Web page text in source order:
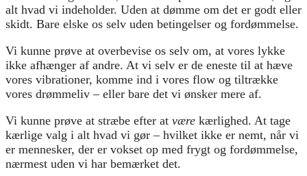
alt hvad vi indeholder. Uden at dømme om det er godt eller
skidt. Bare elske os selv uden betingelser og fordømmelse.
Vi kunne prøve at overbevise os selv om, at vores lykke
ikke afhænger af andre. At vi selv er de eneste til at hæve
vores vibrationer, komme ind i vores flow og tiltrække
vores drømmeliv – eller bare det vi ønsker mere af.
Vi kunne prøve at stræbe efter at være kærlighed. At tage
kærlige valg i alt hvad vi gør – hvilket ikke er nemt, når vi
er mennesker, der er vokset op med frygt og fordømmelse,
nærmest uden vi har bemærket det.